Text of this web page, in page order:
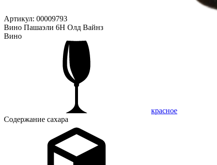
Артикул: 00009793
Вино Пашаэли 6Н Олд Вайнз
Вино
красное
Содержание сахара